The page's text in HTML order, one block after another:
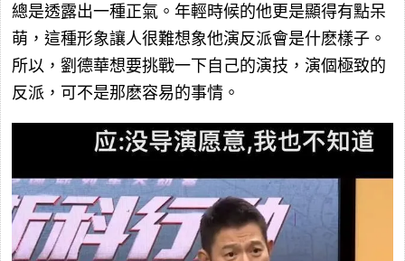
總是透露出一種正氣。年輕時候的他更是顯得有點呆
萌，這種形象讓人很難想象他演反派會是什麽樣子。
所以，劉德華想要挑戰一下自己的演技，演個極致的
反派，可不是那麽容易的事情。